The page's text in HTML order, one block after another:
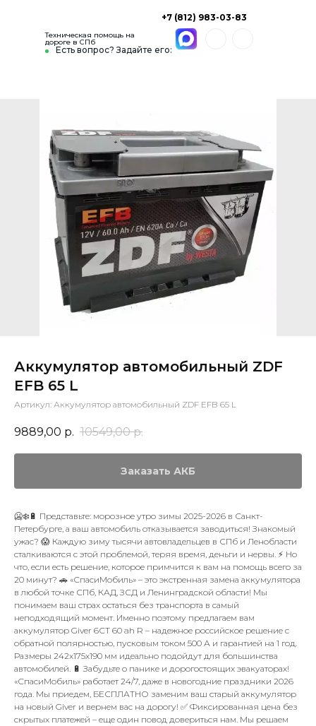
Есть вопрос? Задайте его:
+7 (812) 983-03-83
Техническая помощь на
дороге в СПб
Аккумулятор автомобильный ZDF
EFB 65 L
Артикул: Аккумулятор автомобильный ZDF EFB 65 L
9889,00 р. 10549,00 р.
Заказать АКБ
🥶❄️🔋 Представьте: морозное утро зимы 2025-2026 в Санкт-
Петербурге, а ваш автомобиль отказывается заводиться! Знакомый
ужас? 😱 Каждую зиму тысячи автовладельцев в СПб и Ленобласти
сталкиваются с этой проблемой, теряя время, деньги и нервы. ⚡️ Но
что, если есть решение, которое примчится к вам на помощь всего за
20 минут? 🚗 «СпасиМобиль» – это экстренная замена аккумулятора
в любой точке СПб, КАД, ЗСД и Ленинградской области! Мы
понимаем ваш страх остаться без транспорта в самый
неподходящий момент. Именно поэтому предлагаем вам
аккумулятор Giver 6СТ 60 ah R – надежное российское решение с
обратной полярностью, пусковым током 500 А и гарантией на 1 год.
Размеры 242x175x190 мм идеально подойдут для большинства
автомобилей. 🔋 Забудьте о панике и дорогостоящих эвакуаторах!
«СпасиМобиль» работает 24/7, даже в новогодние праздники 2026
года. Мы приедем, БЕСПЛАТНО заменим ваш старый аккумулятор
на новый Giver и вернем вас на дорогу! ✅ Фиксированная цена без
скрытых платежей – еще один повод довериться нам. Мы решаем